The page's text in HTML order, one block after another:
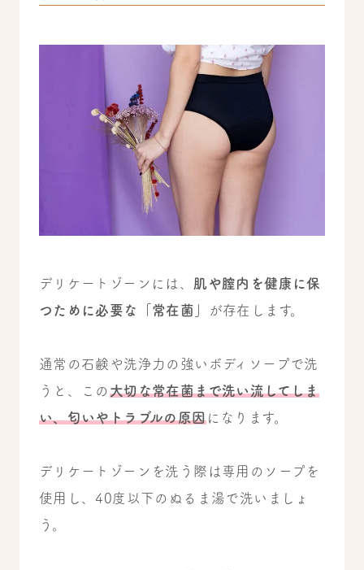
デリケートゾーンには、 肌や膣内を健康に保
つために必要な「常在菌」
が存在します。
通常の石鹸や洗浄力の強いボディソープで洗
うと、この大切な常在菌まで洗い流してしま
い、匂いやトラブルの原因になります。
デリケートゾーンを洗う際は専用のソープを
使用し、40度以下のぬるま湯で洗いましょ
う。